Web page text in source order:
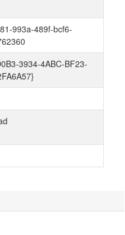
993a-489f-bcf6-
3934-4ABC-BF23-